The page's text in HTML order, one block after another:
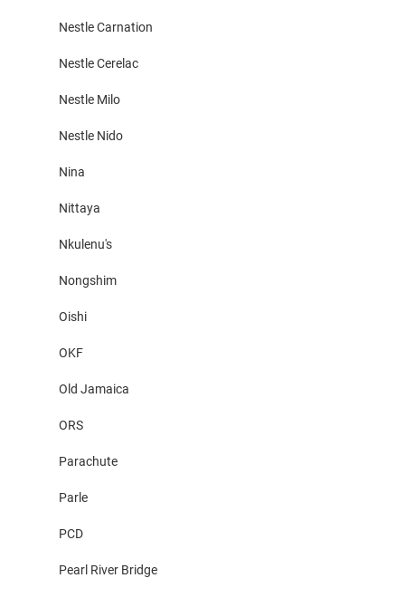
Nestle Carnation
Nestle Cerelac
Nestle Milo
Nestle Nido
Nina
Nittaya
Nkulenu's
Nongshim
Oishi
OKF
Old Jamaica
ORS
Parachute
Parle
PCD
Pearl River Bridge